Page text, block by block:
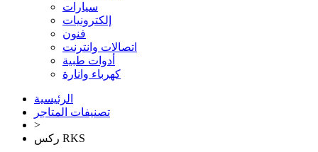
سيارات
إلكترونيات
فنون
اتصالات وانترنت
أدوات طبية
كهرباء وانارة
الرئيسية
تصنيفات المتاجر
>
ركس RKS